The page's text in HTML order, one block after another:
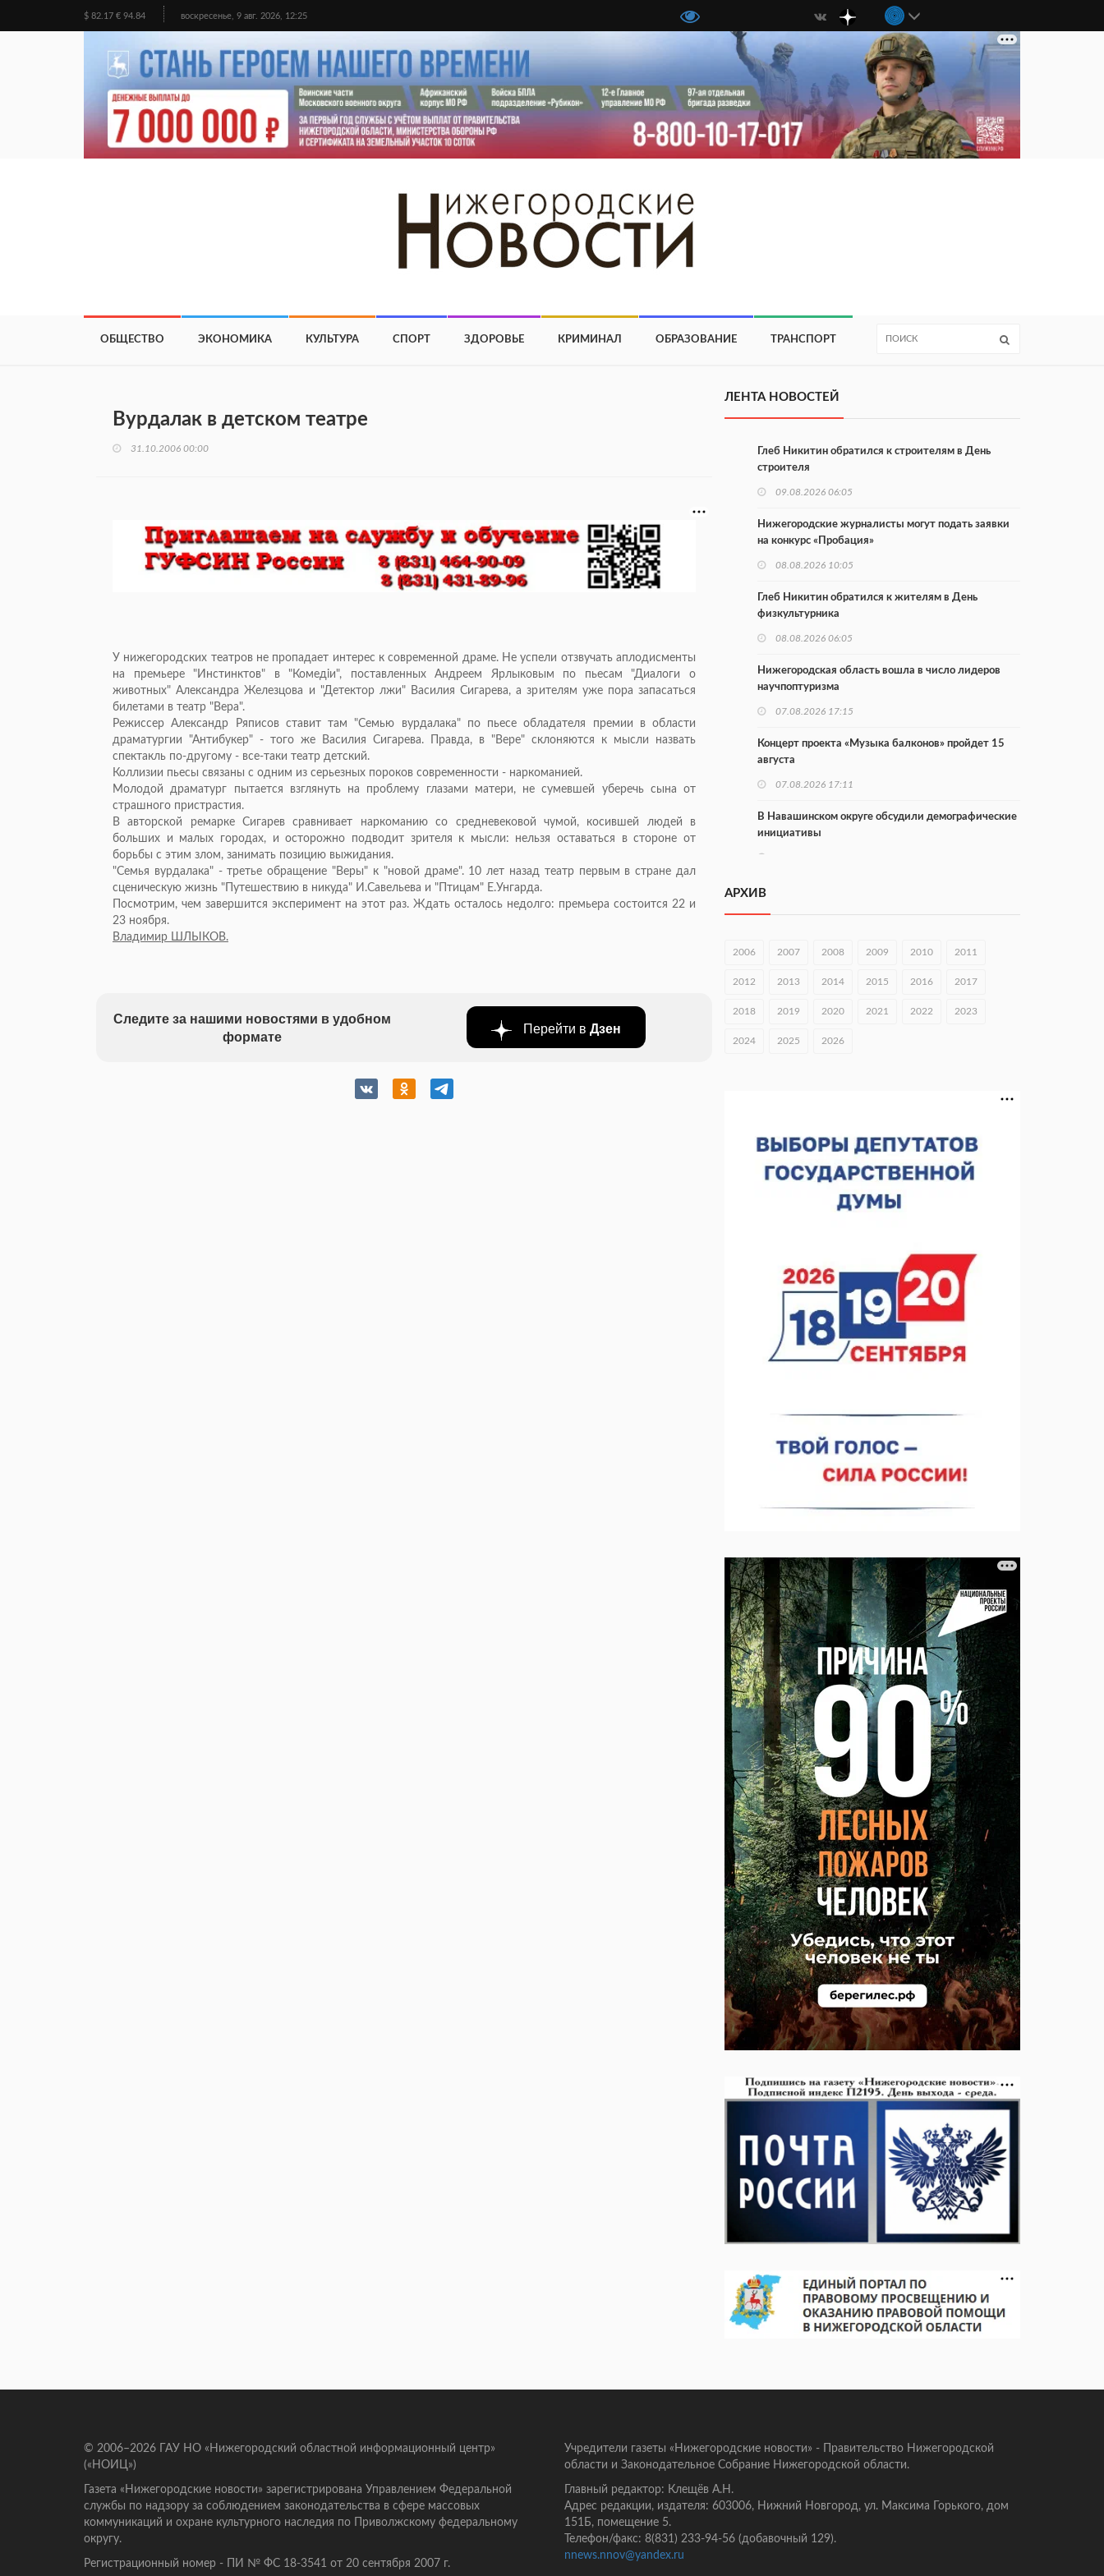
$ 82.17 € 94.84 воскресенье, 9 авг. 2026, 12:25
ОБЩЕСТВО ЭКОНОМИКА КУЛЬТУРА СПОРТ ЗДОРОВЬЕ КРИМИНАЛ ОБРАЗОВАНИЕ ТРАНСПОРТ
Вурдалак в детском театре
31.10.2006 00:00
У нижегородских театров не пропадает интерес к современной драме. Не успели отзвучать аплодисменты
на премьере "Инстинктов" в "Комедiи", поставленных Андреем Ярлыковым по пьесам "Диалоги о
животных" Александра Железцова и "Детектор лжи" Василия Сигарева, а зрителям уже пора запасаться
билетами в театр "Вера".
Режиссер Александр Ряписов ставит там "Семью вурдалака" по пьесе обладателя премии в области
драматургии "Антибукер" - того же Василия Сигарева. Правда, в "Вере" склоняются к мысли назвать
спектакль по-другому - все-таки театр детский.
Коллизии пьесы связаны с одним из серьезных пороков современности - наркоманией.
Молодой драматург пытается взглянуть на проблему глазами матери, не сумевшей уберечь сына от
страшного пристрастия.
В авторской ремарке Сигарев сравнивает наркоманию со средневековой чумой, косившей людей в
больших и малых городах, и осторожно подводит зрителя к мысли: нельзя оставаться в стороне от
борьбы с этим злом, занимать позицию выжидания.
"Семья вурдалака" - третье обращение "Веры" к "новой драме". 10 лет назад театр первым в стране дал
сценическую жизнь "Путешествию в никуда" И.Савельева и "Птицам" Е.Унгарда.
Посмотрим, чем завершится эксперимент на этот раз. Ждать осталось недолго: премьера состоится 22 и
23 ноября.
Владимир ШЛЫКОВ.
Следите за нашими новостями в удобном
формате
Перейти в Дзен
ЛЕНТА НОВОСТЕЙ
Глеб Никитин обратился к строителям в День
строителя
09.08.2026 06:05
Нижегородские журналисты могут подать заявки
на конкурс «Пробация»
08.08.2026 10:05
Глеб Никитин обратился к жителям в День
физкультурника
08.08.2026 06:05
Нижегородская область вошла в число лидеров
научпоптуризма
07.08.2026 17:15
Концерт проекта «Музыка балконов» пройдет 15
августа
07.08.2026 17:11
В Навашинском округе обсудили демографические
инициативы
Институт развития агломерации разработал 39
Нижний Новгород
В Нижегородской области прошло заседание АТК и
07.08.2026 14:01
В Нижегородской области выбрали лучшего
лесного пожарного
07.08.2026 13:48
07.08.2026 13:15
В Нижегородской области посещаемость
спортобъектов выросла на 28%
07.08.2026 12:15
АРХИВ
2006 2007 2008 2009 2010 2011
2012 2013 2014 2015 2016 2017
2018 2019 2020 2021 2022 2023
2024 2025 2026
© 2006–2026 ГАУ НО «Нижегородский областной информационный центр»
(«НОИЦ»)
Газета «Нижегородские новости» зарегистрирована Управлением Федеральной
службы по надзору за соблюдением законодательства в сфере массовых
коммуникаций и охране культурного наследия по Приволжскому федеральному
округу.
Регистрационный номер - ПИ № ФС 18-3541 от 20 сентября 2007 г.
Учредители газеты «Нижегородские новости» - Правительство Нижегородской
области и Законодательное Собрание Нижегородской области.
Главный редактор: Клещёв А.Н.
Адрес редакции, издателя: 603006, Нижний Новгород, ул. Максима Горького, дом
151Б, помещение 5.
Телефон/факс: 8(831) 233-94-56 (добавочный 129).
nnews.nnov@yandex.ru